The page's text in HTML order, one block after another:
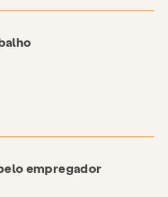
Se envolver
empregador